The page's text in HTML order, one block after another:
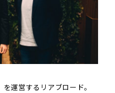
運営するリアブロード。